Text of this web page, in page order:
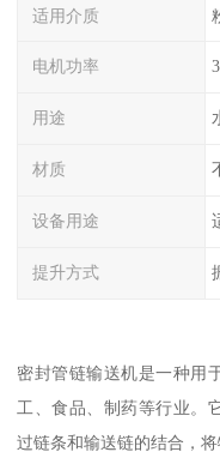
适用介质
电机功率
用途
材质
设备用途
提升方式
密封管链输送机是一种用
工、食品、制药等行业。
过链条和输送链的结合，